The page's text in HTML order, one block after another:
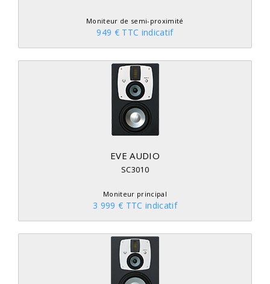
Moniteur de semi-proximité
949 € TTC indicatif
EVE AUDIO
SC3010
Moniteur principal
3 999 € TTC indicatif